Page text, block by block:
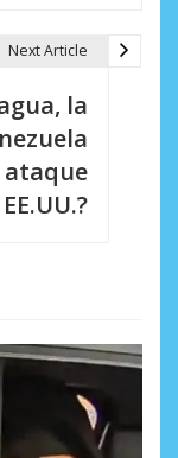
Next Article
la